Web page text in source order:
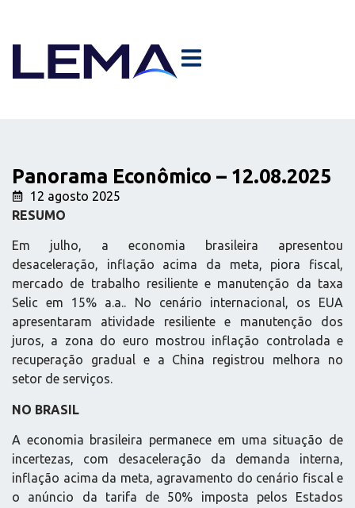
Panorama Econômico – 12.08.2025
12 agosto 2025
RESUMO
Em julho, a economia brasileira apresentou
desaceleração, inflação acima da meta, piora fiscal,
mercado de trabalho resiliente e manutenção da taxa
Selic em 15% a.a.. No cenário internacional, os EUA
apresentaram atividade resiliente e manutenção dos
juros, a zona do euro mostrou inflação controlada e
recuperação gradual e a China registrou melhora no
setor de serviços.
NO BRASIL
A economia brasileira permanece em uma situação de
incertezas, com desaceleração da demanda interna,
inflação acima da meta, agravamento do cenário fiscal e
o anúncio da tarifa de 50% imposta pelos Estados